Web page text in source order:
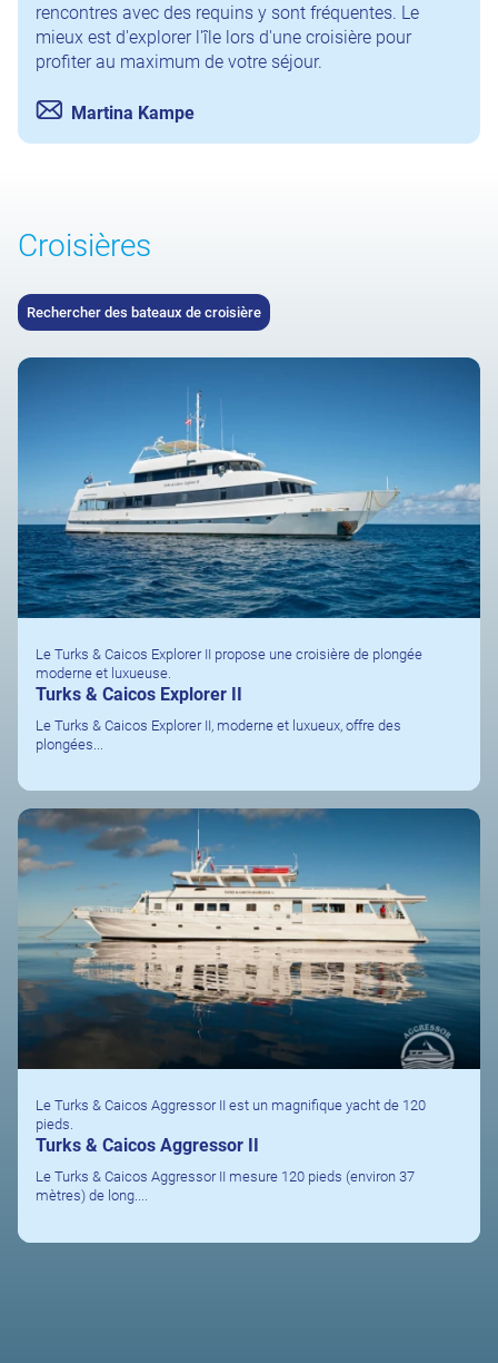
rencontres avec des requins y sont fréquentes. Le
mieux est d'explorer l'île lors d'une croisière pour
profiter au maximum de votre séjour.
Martina Kampe
Croisières
Rechercher des bateaux de croisière
Le Turks & Caicos Explorer II propose une croisière de plongée
moderne et luxueuse.
Turks & Caicos Explorer II
Le Turks & Caicos Explorer II, moderne et luxueux, offre des
plongées...
Le Turks & Caicos Aggressor II est un magnifique yacht de 120
pieds.
Turks & Caicos Aggressor II
Le Turks & Caicos Aggressor II mesure 120 pieds (environ 37
mètres) de long....